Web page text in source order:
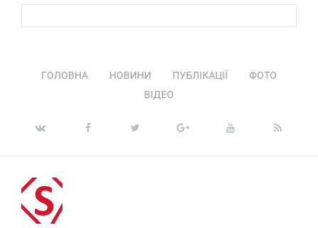
ГОЛОВНА НОВИНИ ПУБЛІКАЦІЇ
ФОТО
ВІДЕО